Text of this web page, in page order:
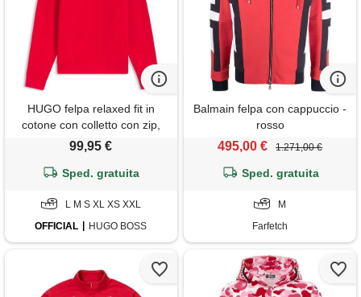
HUGO felpa relaxed fit in
cotone con colletto con zip,
rosso
99,95 €
Sped. gratuita
L M S XL XS XXL
OFFICIAL
HUGO BOSS
Balmain felpa con cappuccio -
rosso
495,00 € 1.271,00 €
Sped. gratuita
M
Farfetch